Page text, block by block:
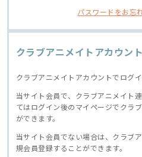
パスワードをお忘
クラブアニメイトアカウン
クラブアニメイトアカウントでログ
当サイト会員で、クラブアニメイト
てはログイン後のマイページでクラ
ができます。
当サイト会員でない場合は、クラブ
規会員登録することができます。